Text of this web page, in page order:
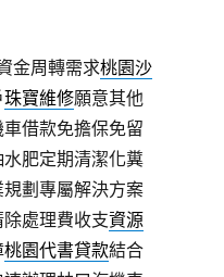
金周轉需求桃園沙
珠寶維修願意其他
借款免擔保免留
肥定期清潔化糞
劃專屬解決方案
處理費收支資源
桃園代書貸款結合